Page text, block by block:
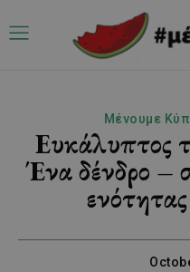
Μένουμε
Ευκάλυπτος
Ένα δένδρο –